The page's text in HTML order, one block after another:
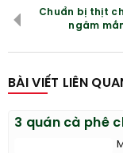
Chuẩn bị thịt
ngâm
BÀI VIẾT LIÊN
3 quán cà phê